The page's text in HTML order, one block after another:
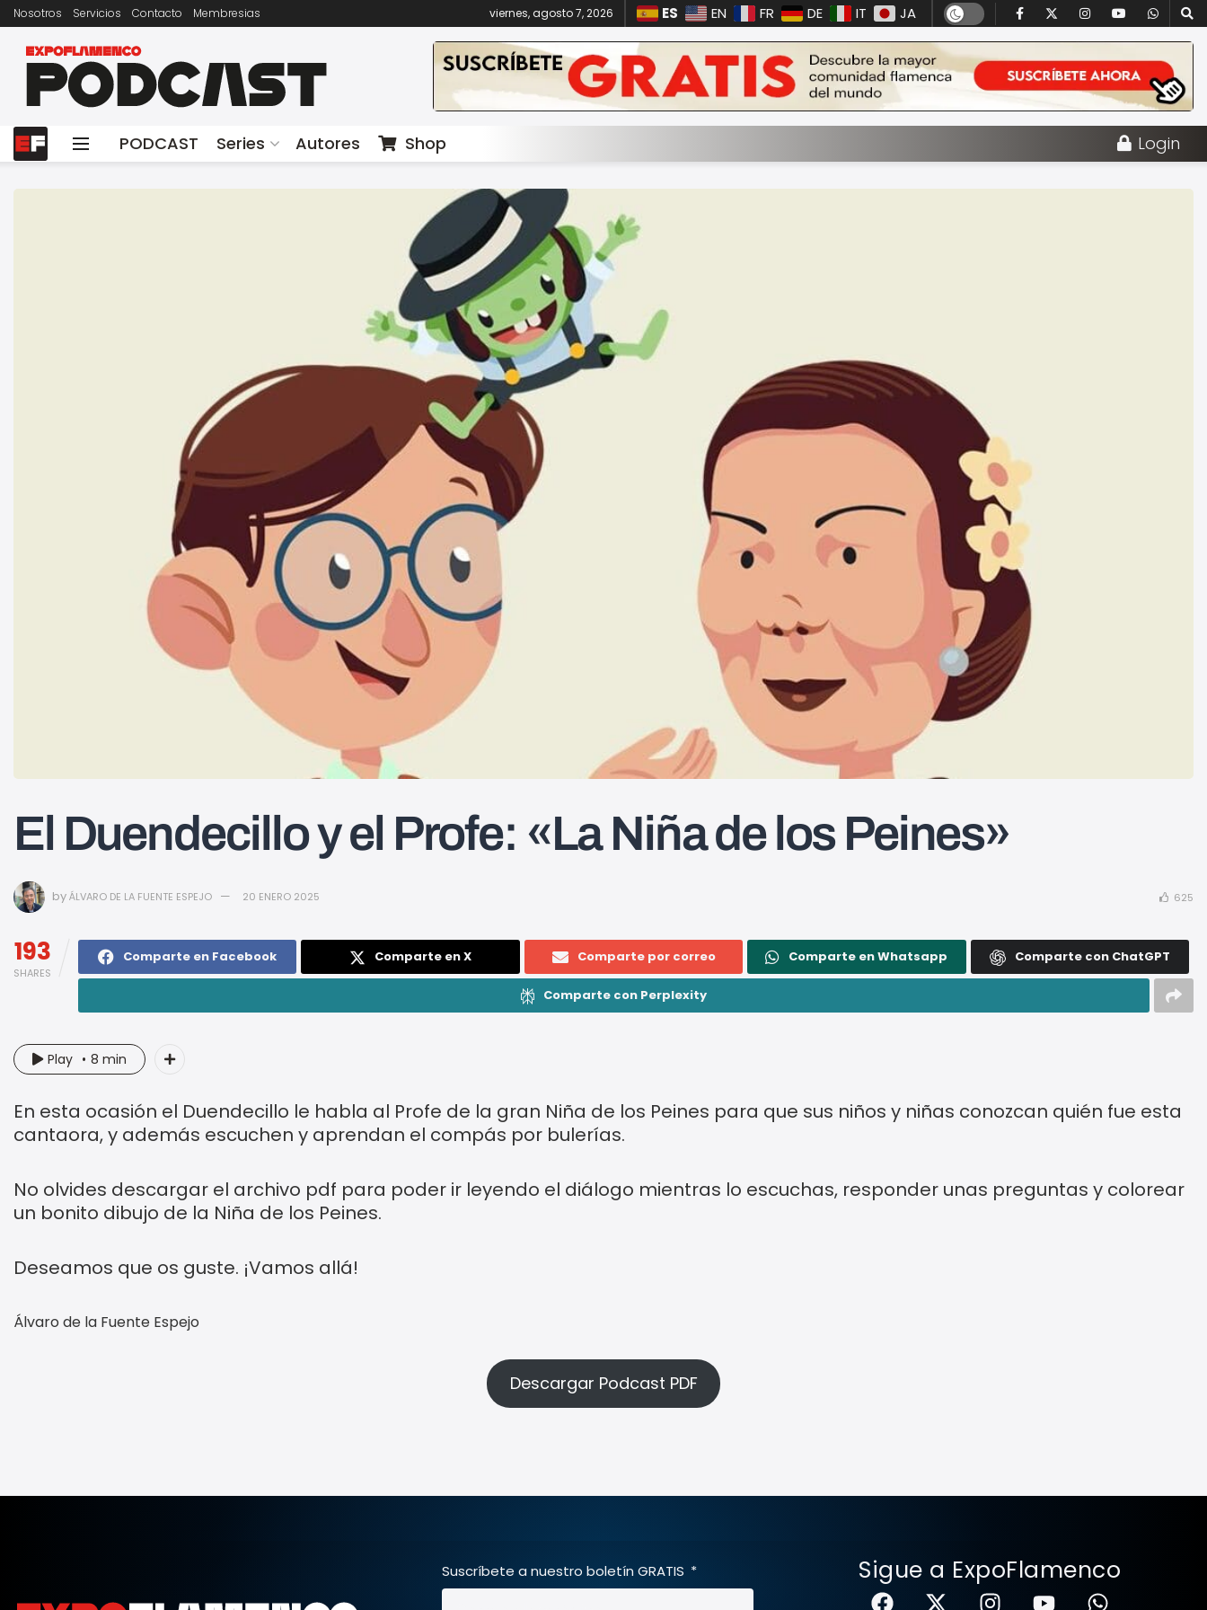
Nosotros Servicios Contacto Membresias viernes, agosto 7, 2026 ES EN FR DE IT JA
PODCAST Series Autores Shop Login
El Duendecillo y el Profe: «La Niña de los Peines»
byÁLVARO DE LA FUENTE ESPEJO 20 ENERO 2025 625
193
SHARES
Comparte en Facebook Comparte en X Comparte por correo Comparte en Whatsapp Comparte con ChatGPT
Comparte con Perplexity
Play 8 min
En esta ocasión el Duendecillo le habla al Profe de la gran Niña de los Peines para que sus niños y niñas conozcan quién fue esta
cantaora, y además escuchen y aprendan el compás por bulerías.
No olvides descargar el archivo pdf para poder ir leyendo el diálogo mientras lo escuchas, responder unas preguntas y colorear
un bonito dibujo de la Niña de los Peines.
Deseamos que os guste. ¡Vamos allá!
Álvaro de la Fuente Espejo
Descargar Podcast PDF
Suscríbete a nuestro boletín GRATIS Sigue a ExpoFlamenco